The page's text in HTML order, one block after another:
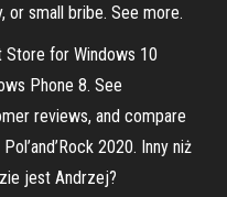
or small bribe. See more.
for Windows 10
Phone 8. See
reviews, and compare
2020. Inny niż
jest Andrzej?